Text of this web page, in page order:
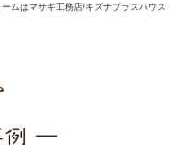
ムはマサキ工務店/キズナプラスハウス